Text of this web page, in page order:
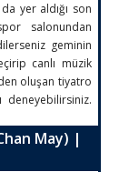
yer aldığı son
salonundan
geminin
canlı müzik
oluşan tiyatro
deneyebilirsiniz.
May) |